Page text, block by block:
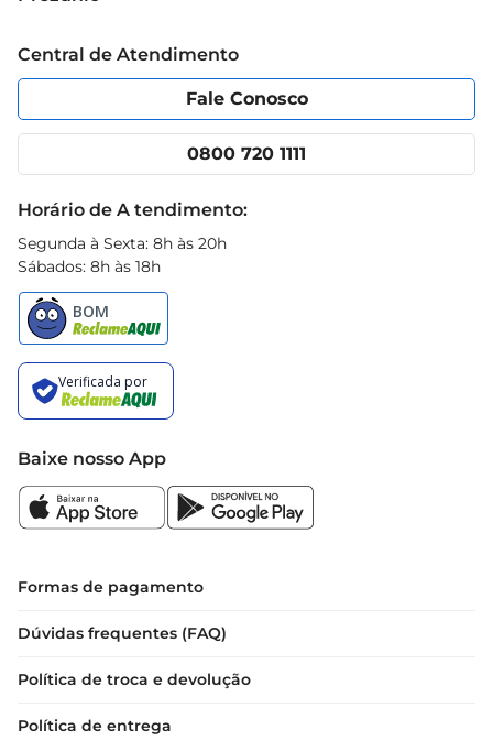
autenticidade. Experimente e descubra como um
simples tempero pode transformar seus pratos
Grupo Cencosud
Política de Privacidade
Portal do fornecedor
Cencosud Media
Código de Ética
App Prezunic
Central de Atendimento
Fale Conosco
0800 720 1111
Horário de A tendimento:
Segunda à Sexta: 8h às 20h
Sábados: 8h às 18h
Baixe nosso App
Formas de pagamento
Dúvidas frequentes (FAQ)
Política de troca e devolução
Política de entrega